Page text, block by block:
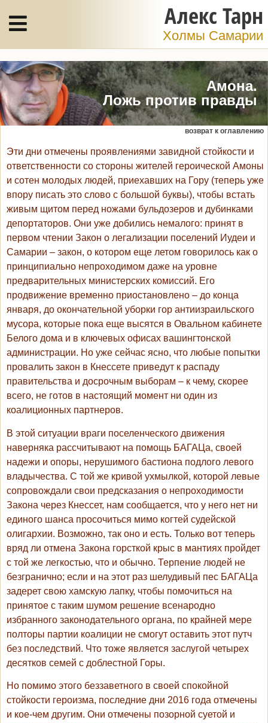
Алекс Тарн
Холмы Самарии
Амона.
Ложь против правды
возврат к оглавлению
Эти дни отмечены проявлениями завидной стойкости и
ответственности со стороны жителей героической Амоны
и сотен молодых людей, приехавших на Гору (теперь уже
впору писать это слово с большой буквы), чтобы встать
живым щитом перед ножами бульдозеров и дубинками
депортаторов. Они уже добились немалого: принят в
первом чтении Закон о легализации поселений Иудеи и
Самарии – закон, о котором еще летом говорилось как о
принципиально непроходимом даже на уровне
предварительных министерских комиссий. Его
продвижение временно приостановлено – до конца
января, до окончательной уборки гор антиизраильского
мусора, которые пока еще высятся в Овальном кабинете
Белого дома и в ключевых офисах вашингтонской
администрации. Но уже сейчас ясно, что любые попытки
провалить закон в Кнессете приведут к распаду
правительства и досрочным выборам – к чему, скорее
всего, не готов в настоящий момент ни один из
коалиционных партнеров.
В этой ситуации враги поселенческого движения
наверняка рассчитывают на помощь БАГАЦа, своей
надежи и опоры, нерушимого бастиона подлого левого
владычества. С той же кривой ухмылкой, которой левые
сопровождали свои предсказания о непроходимости
Закона через Кнессет, нам сообщается, что у него нет ни
единого шанса просочиться мимо когтей судейской
олигархии. Возможно, так оно и есть. Только вот теперь
вряд ли отмена Закона горсткой крыс в мантиях пройдет
с той же легкостью, что и обычно. Терпение людей не
безгранично; если и на этот раз шелудивый пес БАГАЦа
задерет свою хамскую лапку, чтобы помочиться на
принятое с таким шумом решение всенародно
избранного законодательного органа, по крайней мере
полторы партии коалиции не смогут оставить этот путч
без последствий. Что тоже является заслугой четырех
десятков семей с доблестной Горы.
Но помимо этого беззаветного в своей спокойной
стойкости героизма, последние дни 2016 года отмечены
и кое-чем другим. Они отмечены позорной суетой и